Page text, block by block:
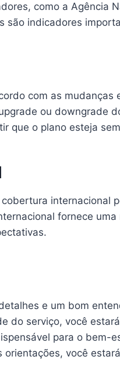
como a Agência
indicadores
com as mudanças
ou downgrade
que o plano esteja
internacional
fornece
e um bom
serviço, você
para o bem-
você